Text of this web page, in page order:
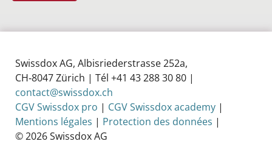
Swissdox AG, Albisriederstrasse 252a,
CH‑8047 Zürich | Tél +41 43 288 30 80 |
contact@swissdox.ch
CGV Swissdox pro | CGV Swissdox academy |
Mentions légales | Protection des données |
© 2026 Swissdox AG